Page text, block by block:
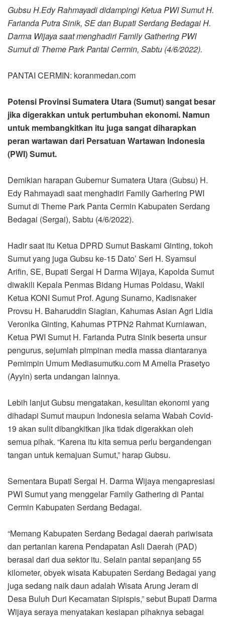
Gubsu H.Edy Rahmayadi didampingi Ketua PWI Sumut H.
Farianda Putra Sinik, SE dan Bupati Serdang Bedagai H.
Darma Wijaya saat menghadiri Family Gathering PWI
Sumut di Theme Park Pantai Cermin, Sabtu (4/6/2022).
PANTAI CERMIN: koranmedan.com
Potensi Provinsi Sumatera Utara (Sumut) sangat besar
jika digerakkan untuk pertumbuhan ekonomi. Namun
untuk membangkitkan itu juga sangat diharapkan
peran wartawan dari Persatuan Wartawan Indonesia
(PWI) Sumut.
Demikian harapan Gubernur Sumatera Utara (Gubsu) H.
Edy Rahmayadi saat menghadiri Family Garhering PWI
Sumut di Theme Park Panta Cermin Kabupaten Serdang
Bedagai (Sergai), Sabtu (4/6/2022).
Hadir saat itu Ketua DPRD Sumut Baskami Ginting, tokoh
Sumut yang juga Gubsu ke-15 Dato’ Seri H. Syamsul
Arifin, SE, Bupati Sergai H Darma Wijaya, Kapolda Sumut
diwakili Kepala Penmas Bidang Humas Poldasu, Wakil
Ketua KONI Sumut Prof. Agung Sunarno, Kadisnaker
Provsu H. Baharuddin Siagian, Kahumas Asian Agri Lidia
Veronika Ginting, Kahumas PTPN2 Rahmat Kurniawan,
Ketua PWI Sumut H. Farianda Putra Sinik beserta unsur
pengurus, sejumlah pimpinan media massa diantaranya
Pemimpin Umum Mediasumutku.com M Amelia Prasetyo
(Ayyin) serta undangan lainnya.
Lebih lanjut Gubsu mengatakan, kesulitan ekonomi yang
dihadapi Sumut maupun Indonesia selama Wabah Covid-
19 akan sulit dibangkitkan jika tidak digerakkan oleh
semua pihak. “Karena itu kita semua perlu bergandengan
tangan untuk kemajuan Sumut,” harap Gubsu.
Sementara Bupati Sergai H. Darma Wijaya mengapresiasi
PWI Sumut yang menggelar Family Gathering di Pantai
Cermin Kabupaten Serdang Bedagai.
“Memang Kabupaten Serdang Bedagai daerah pariwisata
dan pertanian karena Pendapatan Asli Daerah (PAD)
berasal dari dua sektor itu. Selain pantai sepanjang 55
kilometer, obyek wisata Kabupaten Serdang Bedagai yang
juga sedang naik daun adalah Wisata Arung Jeram di
Desa Buluh Duri Kecamatan Sipispis,” sebut Bupati Darma
Wijaya seraya menyatakan kesiapan pihaknya sebagai